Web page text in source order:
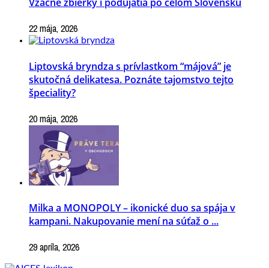
22 mája, 2026
Liptovská bryndza s prívlastkom “májová” je
skutočná delikatesa. Poznáte tajomstvo tejto
špeciality?
20 mája, 2026
Milka a MONOPOLY – ikonické duo sa spája v
kampani. Nakupovanie mení na súťaž o ...
29 apríla, 2026